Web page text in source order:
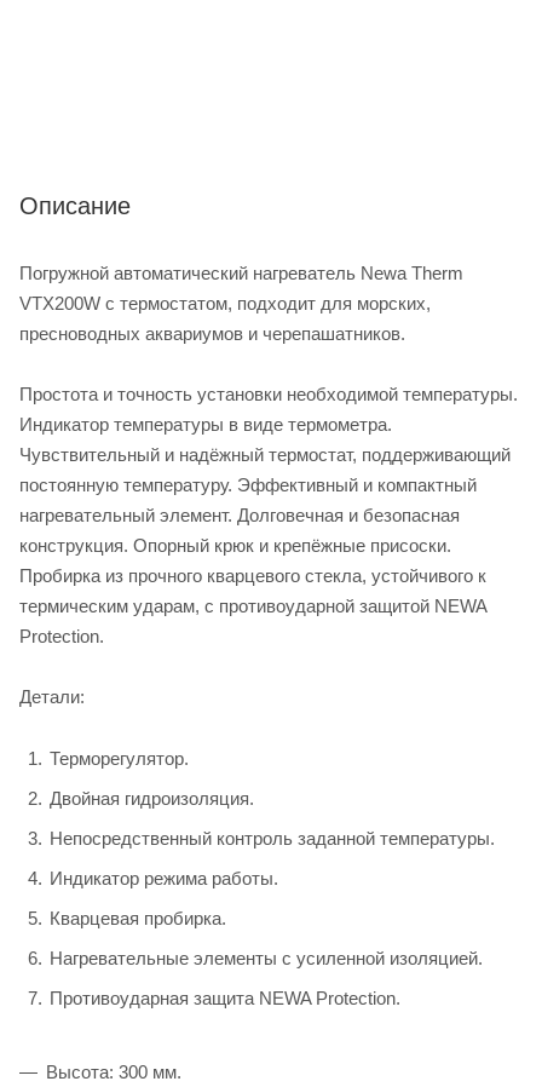
Описание
Погружной автоматический нагреватель Newa Therm
VTX200W с термостатом, подходит для морских,
пресноводных аквариумов и черепашатников.
Простота и точность установки необходимой температуры.
Индикатор температуры в виде термометра.
Чувствительный и надёжный термостат, поддерживающий
постоянную температуру. Эффективный и компактный
нагревательный элемент. Долговечная и безопасная
конструкция. Опорный крюк и крепёжные присоски.
Пробирка из прочного кварцевого стекла, устойчивого к
термическим ударам, с противоударной защитой NEWA
Protection.
Детали:
Терморегулятор.
Двойная гидроизоляция.
Непосредственный контроль заданной температуры.
Индикатор режима работы.
Кварцевая пробирка.
Нагревательные элементы с усиленной изоляцией.
Противоударная защита NEWA Protection.
Высота: 300 мм.